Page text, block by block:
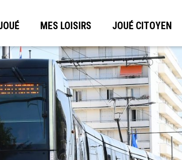
MES LOISIRS JOUÉ CITOYEN